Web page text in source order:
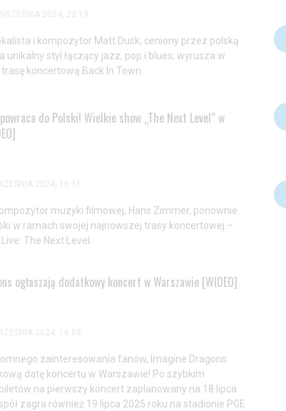
2024, 23:19
i kompozytor Matt Dusk, ceniony przez polską
unikalny styl łączący jazz, pop i blues, wyrusza w
koncertową Back In Town.
do Polski! Wielkie show „The Next Level” w
2024, 16:16
muzyki filmowej, Hans Zimmer, ponownie
w ramach swojej najnowszej trasy koncertowej –
The Next Level.
ogłaszają dodatkowy koncert w Warszawie [WIDEO]
2024, 16:08
zainteresowania fanów, Imagine Dragons
datę koncertu w Warszawie! Po szybkim
na pierwszy koncert zaplanowany na 18 lipca
zagra również 19 lipca 2025 roku na stadionie PGE